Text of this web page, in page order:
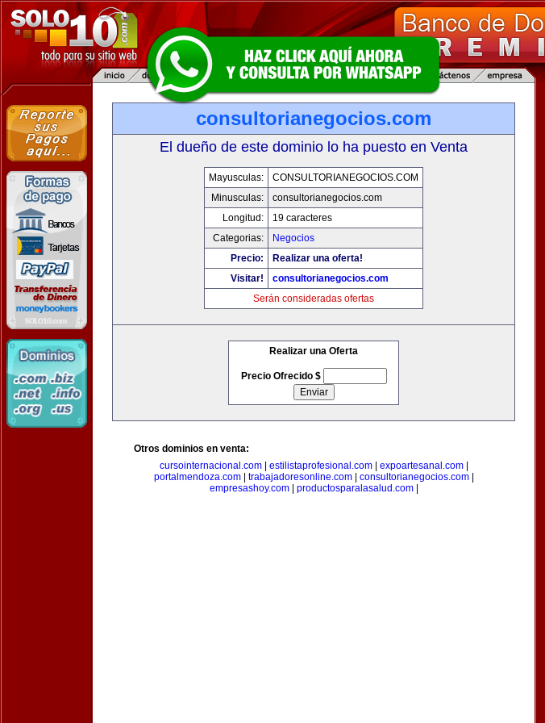
consultorianegocios.com
El dueño de este dominio lo ha puesto en Venta
Mayusculas:
CONSULTORIANEGOCIOS.COM
Minusculas:
consultorianegocios.com
Longitud:
19 caracteres
Categorias:
Negocios
Precio:
Realizar una oferta!
Visitar!
consultorianegocios.com
Serán consideradas ofertas
Realizar una Oferta
Precio Ofrecido $
Otros dominios en venta:
cursointernacional.com| estilistaprofesional.com| expoartesanal.com|
portalmendoza.com| trabajadoresonline.com| consultorianegocios.com|
empresashoy.com| productosparalasalud.com|